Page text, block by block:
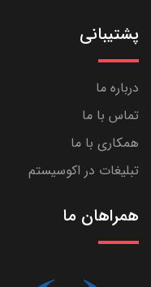
پشتیبانی
درباره ما
تماس با ما
همکاری با ما
تبلیغات در اکوسیستم
همراهان ما